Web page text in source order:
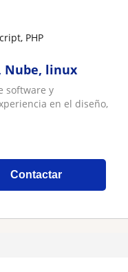
PHP
Nube, linux
software y
en el diseño,
Contactar